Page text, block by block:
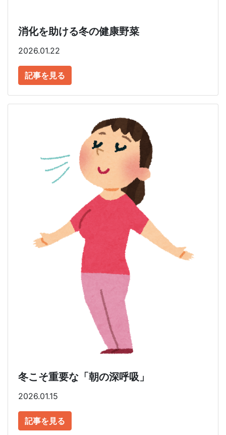
消化を助ける冬の健康野菜
2026.01.22
記事を見る
冬こそ重要な「朝の深呼吸」
2026.01.15
記事を見る